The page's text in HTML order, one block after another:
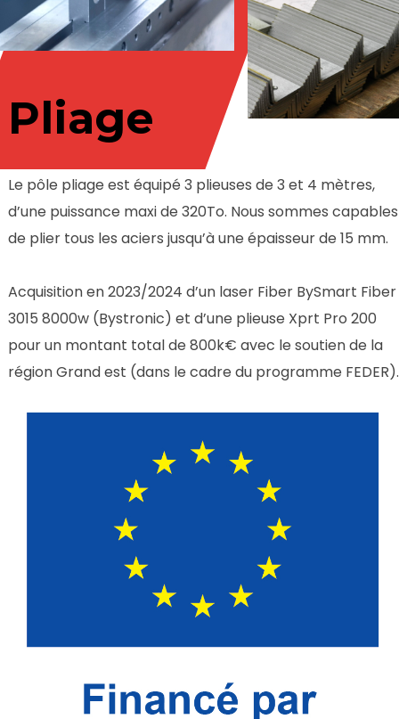
Pliage
Le pôle pliage est équipé 3 plieuses de 3 et 4 mètres,
d’une puissance maxi de 320To. Nous sommes capables
de plier tous les aciers jusqu’à une épaisseur de 15 mm.
Acquisition en 2023/2024 d’un laser Fiber BySmart Fiber
3015 8000w (Bystronic) et d’une plieuse Xprt Pro 200
pour un montant total de 800k€ avec le soutien de la
région Grand est (dans le cadre du programme FEDER).